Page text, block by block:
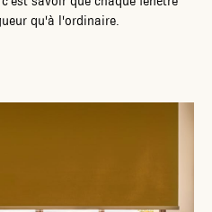
qu'à l'ordinaire.